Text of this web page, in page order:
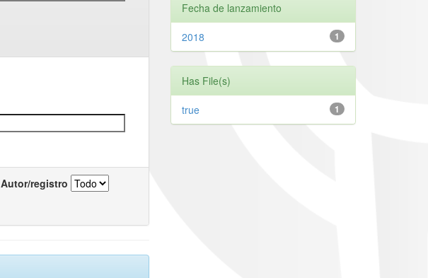
Autor/registro
Fecha de lanzamiento
1
2018
Has File(s)
1
true